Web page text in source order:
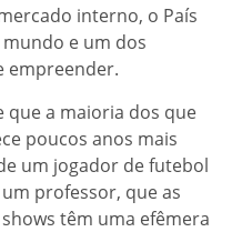
interno, o País
e um dos
empreender.
que a maioria dos que
poucos anos mais
um jogador de futebol
professor, que as
têm uma efêmera